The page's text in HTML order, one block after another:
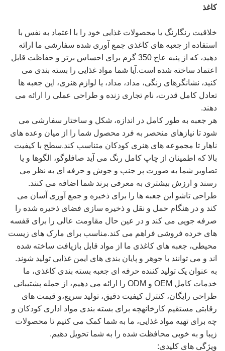
کاغذ
خلاقیت رنگارنگ یا محصولات غذایی خود را با اعتماد به نفس با
استفاده از جعبه های کاغذی جمع آوری شده سفارشی ما ارائه
دهید، که از پنبه عاج 350 گرم برای احساس برتر و حفاظت قابل
اعتماد ساخته شده است.آیا شما مواد غذایی را بسته بندی می
کنید، نشانگرهای رنگی، مداد، مداد، یا لوازم هنری، این جعبه ها
تعادل کامل قدرت، نام تجاری زنده و طراحی عملی را ارائه می
دهند.
هر جعبه به طور کامل در اندازه، شکل و ساختار سفارشی می
شود تا نیازهای منحصر به فرد محصول شما را از میان وعده های
ناهار تا مجموعه های هنری کودکان متناسب کند.سطح با کیفیت
بالا که اطمینان از چاپ کامل رنگ می آید صافلوگو، الگوها و یا
تصاویر شما به صورت پر جنب و جوش و حرفه ای به نظر می
رسند و ارزش بیشتری به معرفی برند شما اضافه می کنند.
طراحی تاشو این جعبه ها را برای ذخیره و جمع آوری آسان می
کند و در هنگام حمل و نقل و ذخیره سازی فضای ذخیره شده را
صرفه جویی می کند و در عین حال مقاومت عالی را برای قفسه
های خرده فروشی فراهم می کند.مناسب برای مارک های زیست
محیطی، جعبه های کاغذی ما از مواد قابل بازیافت ساخته شده
اند و می توانند با جوهر و پایان بندی های ایمن غذایی تولید شوند.
به عنوان یک تولید کننده حرفه ای جعبه بسته بندی کاغذی، ما
خدمات کامل OEM و ODM را ارائه می دهیم، از جمله پشتیبانی
طراحی رایگان، کنترل کیفیت دقیق، تولید سریع،و قیمت های
رقابتی مستقیم کارخانهچه برای بسته بندی مواد اداری کودکان و
چه برای تهیه مواد غذایی، ما به شما کمک می کنیم تا محصولات
زیبا و به خوبی محافظت شده را به شما تحویل دهیم.
ویژگی های کلیدی: